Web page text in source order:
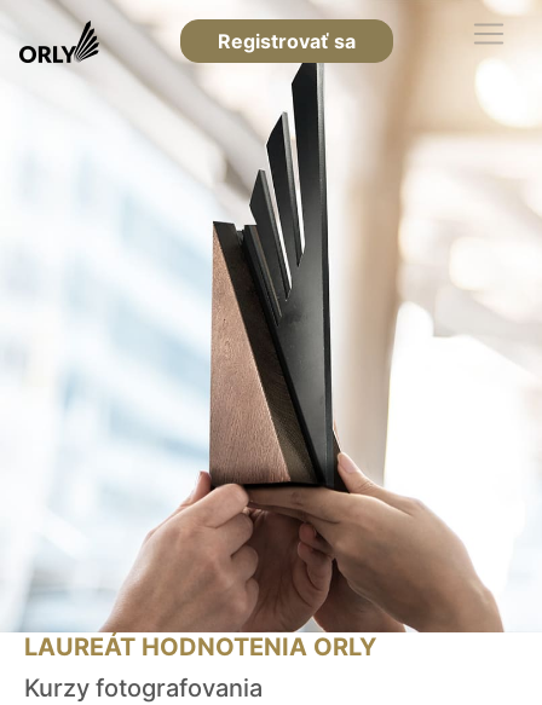
Registrovať sa
LAUREÁT HODNOTENIA ORLY
Kurzy fotografovania